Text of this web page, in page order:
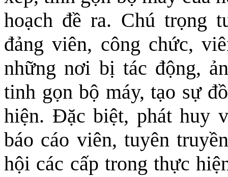
hoạch đề ra. Chú trọng
đảng viên, công chức,
những nơi bị tác động,
tinh gọn bộ máy, tạo sự
hiện. Đặc biệt, phát huy
báo cáo viên, tuyên
hội các cấp trong thực